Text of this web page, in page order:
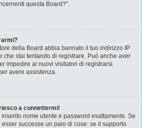
questa Board?”.
della Board abbia bannato il tuo indirizzo IP
che stai tentando di registrare. Può anche aver
impedire ai nuovi visitatori di registrarsi.
avere assistenza.
a connettermi!
nome utente e password esattamente. Se
successe un paio di cose: se il supporto